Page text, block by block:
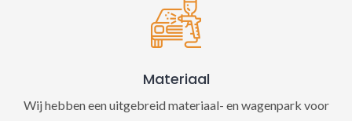
Materiaal
Wij hebben een uitgebreid materiaal- en wagenpark voor